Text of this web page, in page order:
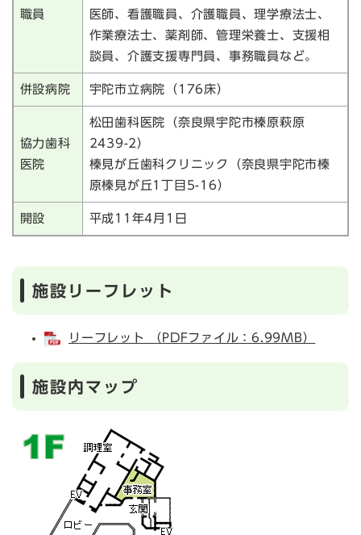
職員
医師、看護職員、介護職員、理学療法士、
作業療法士、薬剤師、管理栄養士、支援相
談員、介護支援専門員、事務職員など。
併設病院 宇陀市立病院（176床）
協力歯科
医院
松田歯科医院（奈良県宇陀市榛原萩原
2439-2）
榛見が丘歯科クリニック（奈良県宇陀市榛
原榛見が丘1丁目5-16）
開設 平成11年4月1日
施設リーフレット
リーフレット （PDFファイル：6.99MB）
施設内マップ